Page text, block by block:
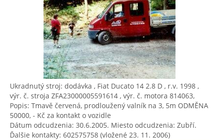
Ukradnutý stroj: dodávka , Fiat Ducato 14 2.8 D , r.v. 1998 ,
výr. č. stroja ZFA23000005591614 , výr. č. motora 814063,
Popis: Tmavě červená, prodloužený valník na 3, 5m ODMĚNA
50000, - Kč za kontakt o vozidle
Dátum odcudzenia: 30.6.2005. Miesto odcudzenia: Zubří.
Ďalšie kontakty: 602575758 (vložené 23. 11. 2006)